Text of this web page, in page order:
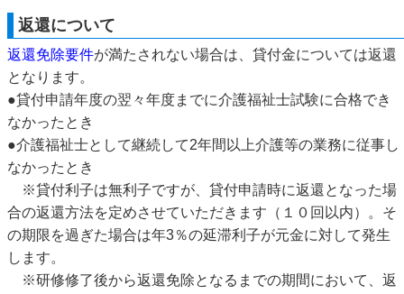
返還について
返還免除要件が満たされない場合は、貸付金については返還
となります。
●貸付申請年度の翌々年度までに介護福祉士試験に合格でき
なかったとき
●介護福祉士として継続して2年間以上介護等の業務に従事し
なかったとき
※貸付利子は無利子ですが、貸付申請時に返還となった場
合の返還方法を定めさせていただきます（１０回以内）。そ
の期限を過ぎた場合は年3％の延滞利子が元金に対して発生
します。
※研修修了後から返還免除となるまでの期間において、返